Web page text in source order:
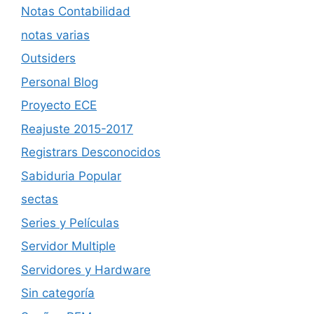
Notas Contabilidad
notas varias
Outsiders
Personal Blog
Proyecto ECE
Reajuste 2015-2017
Registrars Desconocidos
Sabiduria Popular
sectas
Series y Películas
Servidor Multiple
Servidores y Hardware
Sin categoría